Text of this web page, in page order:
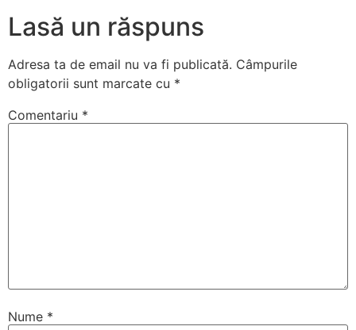
Lasă un răspuns
Adresa ta de email nu va fi publicată. Câmpurile
obligatorii sunt marcate cu *
Comentariu *
Nume *